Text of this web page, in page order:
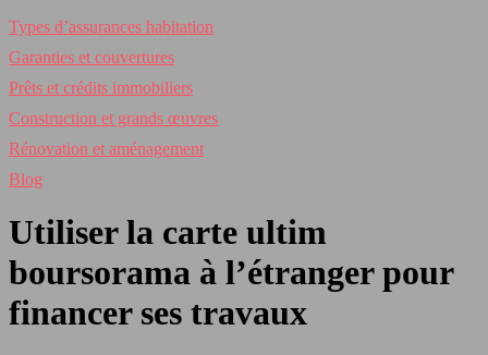
Types d’assurances habitation
Garanties et couvertures
Prêts et crédits immobiliers
Construction et grands œuvres
Rénovation et aménagement
Blog
Utiliser la carte ultim
boursorama à l’étranger pour
financer ses travaux